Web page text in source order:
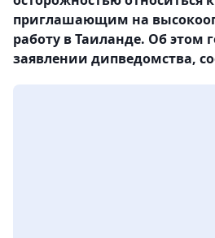
приглашающим на
работу в Таиланде. Об этом
заявлении дипведомства,